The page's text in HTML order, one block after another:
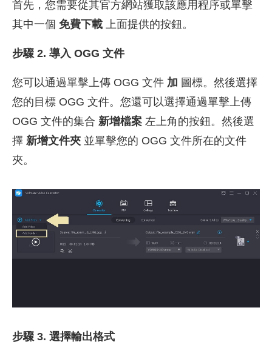
首先，您需要從其官方網站獲取該應用程序或單擊
其中一個 免費下載 上面提供的按鈕。
步驟 2. 導入 OGG 文件
您可以通過單擊上傳 OGG 文件 加 圖標。然後選擇
您的目標 OGG 文件。您還可以選擇通過單擊上傳
OGG 文件的集合 新增檔案 左上角的按鈕。然後選
擇 新增文件夾 並單擊您的 OGG 文件所在的文件
夾。
步驟 3. 選擇輸出格式